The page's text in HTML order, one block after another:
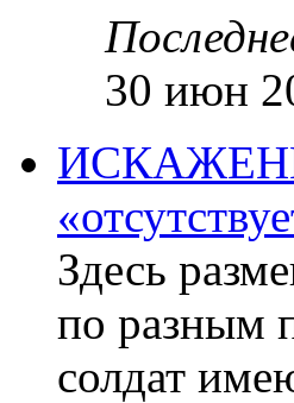
30 июн
Здесь
по разным
солдат